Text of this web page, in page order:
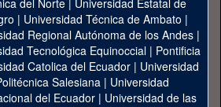
del Norte | Universidad Estatal de
| Universidad Técnica de Ambato |
Regional Autónoma de los Andes|
Tecnológica Equinoccial| Pontificia
Catolica del Ecuador | Universidad
Salesiana | Universidad
del Ecuador | Universidad de las